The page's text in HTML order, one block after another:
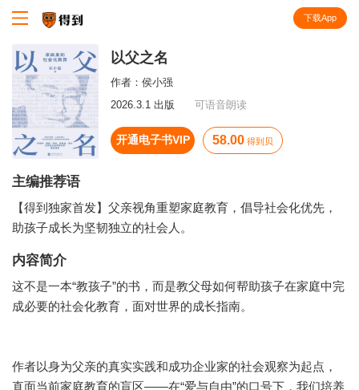
下载App
以父之名
作者： 侯小强
2026.3.1 出版
可语音朗读
开通电子书VIP 58.00 得到贝
主编推荐语
【得到独家首发】父亲视角重塑家庭教育，倡导社会化优先，
助孩子成长为坚韧独立的社会人。
内容简介
这不是一本“教孩子”的书，而是教父母如何帮助孩子在家庭中完
成必要的社会化教育，面对世界的成长指南。
作者以身为父亲的真实实践和成功企业家的社会观察为起点，
直面当前家庭教育的盲区——在“爱与自由”的口号下，我们培养